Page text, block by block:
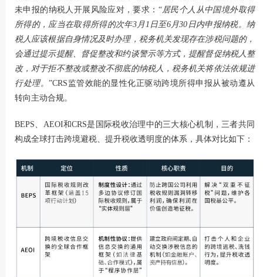
未申报的纳税人开展风险应对，要求：“居民个人从中国境外取得
所得的，应当在取得所得的次年3月1日至6月30日内申报纳税。纳
税人应该根据自身情况及时办理，税务机关发现存在涉税问题的，
会通过提示提醒、督促整改和约谈警示等方式，提醒督促纳税人整
改，对于拒不整改或整改不彻底的纳税人，税务机关将依法依规进
行处理。 ”CRS监管效能的显性化正驱动跨境所得申报从被动遵从
转向主动合规。
BEPS、AEOI和CRS是国际税收治理中的三大核心机制，三者共同
构成全球打击跨境避税、提升税收透明度的体系，具体对比如下：